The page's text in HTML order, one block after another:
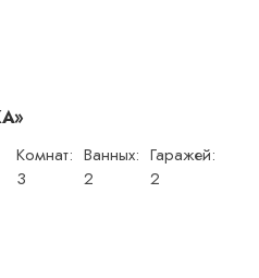
Комнат:
3
Ванных:
2
Гаражей:
2